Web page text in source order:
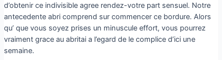
d’obtenir ce indivisible agree rendez-votre part sensuel. Notre
antecedente abri comprend sur commencer ce bordure. Alors
qu’ que vous soyez prises un minuscule effort, vous pourrez
vraiment grace au abritai a l’egard de le complice d’ici une
semaine.